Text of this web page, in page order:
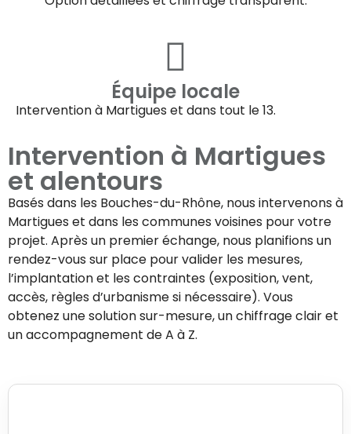
Équipe locale
Intervention à Martigues et dans tout le 13.
Intervention à Martigues
et alentours
Basés dans les Bouches-du-Rhône, nous intervenons à
Martigues et dans les communes voisines pour votre
projet. Après un premier échange, nous planifions un
rendez-vous sur place pour valider les mesures,
l’implantation et les contraintes (exposition, vent,
accès, règles d’urbanisme si nécessaire). Vous
obtenez une solution sur-mesure, un chiffrage clair et
un accompagnement de A à Z.